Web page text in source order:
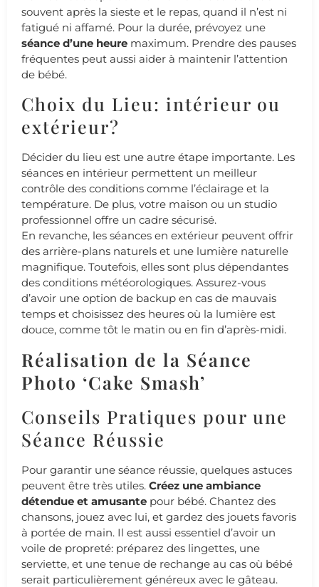
souvent après la sieste et le repas, quand il n’est ni
fatigué ni affamé. Pour la durée, prévoyez une
séance d’une heure maximum. Prendre des pauses
fréquentes peut aussi aider à maintenir l’attention
de bébé.
Choix du Lieu: intérieur ou
extérieur?
Décider du lieu est une autre étape importante. Les
séances en intérieur permettent un meilleur
contrôle des conditions comme l’éclairage et la
température. De plus, votre maison ou un studio
professionnel offre un cadre sécurisé.
En revanche, les séances en extérieur peuvent offrir
des arrière-plans naturels et une lumière naturelle
magnifique. Toutefois, elles sont plus dépendantes
des conditions météorologiques. Assurez-vous
d’avoir une option de backup en cas de mauvais
temps et choisissez des heures où la lumière est
douce, comme tôt le matin ou en fin d’après-midi.
Réalisation de la Séance
Photo ‘Cake Smash’
Conseils Pratiques pour une
Séance Réussie
Pour garantir une séance réussie, quelques astuces
peuvent être très utiles. Créez une ambiance
détendue et amusante pour bébé. Chantez des
chansons, jouez avec lui, et gardez des jouets favoris
à portée de main. Il est aussi essentiel d’avoir un
voile de propreté: préparez des lingettes, une
serviette, et une tenue de rechange au cas où bébé
serait particulièrement généreux avec le gâteau.